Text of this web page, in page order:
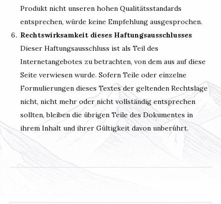
Produkt nicht unseren hohen Qualitätsstandards
entsprechen, würde keine Empfehlung ausgesprochen.
Rechtswirksamkeit dieses Haftungsausschlusses
Dieser Haftungsausschluss ist als Teil des
Internetangebotes zu betrachten, von dem aus auf diese
Seite verwiesen wurde. Sofern Teile oder einzelne
Formulierungen dieses Textes der geltenden Rechtslage
nicht, nicht mehr oder nicht vollständig entsprechen
sollten, bleiben die übrigen Teile des Dokumentes in
ihrem Inhalt und ihrer Gültigkeit davon unberührt.